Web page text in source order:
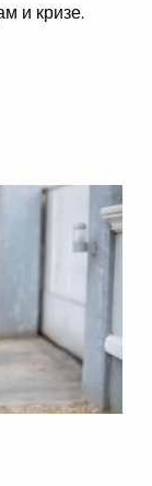
и кризе.